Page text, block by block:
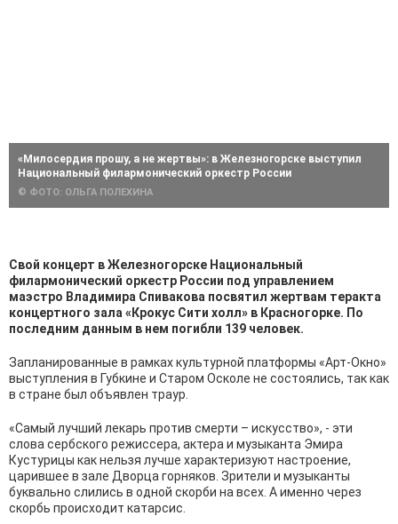
«Милосердия прошу, а не жертвы»: в Железногорске выступил
Национальный филармонический оркестр России
© ФОТО: ОЛЬГА ПОЛЕХИНА
Свой концерт в Железногорске Национальный
филармонический оркестр России под управлением
маэстро Владимира Спивакова посвятил жертвам теракта
концертного зала «Крокус Сити холл» в Красногорке. По
последним данным в нем погибли 139 человек.
Запланированные в рамках культурной платформы «Арт-Окно»
выступления в Губкине и Старом Осколе не состоялись, так как
в стране был объявлен траур.
«Самый лучший лекарь против смерти – искусство», - эти
слова сербского режиссера, актера и музыканта Эмира
Кустурицы как нельзя лучше характеризуют настроение,
царившее в зале Дворца горняков. Зрители и музыканты
буквально слились в одной скорби на всех. А именно через
скорбь происходит катарсис.